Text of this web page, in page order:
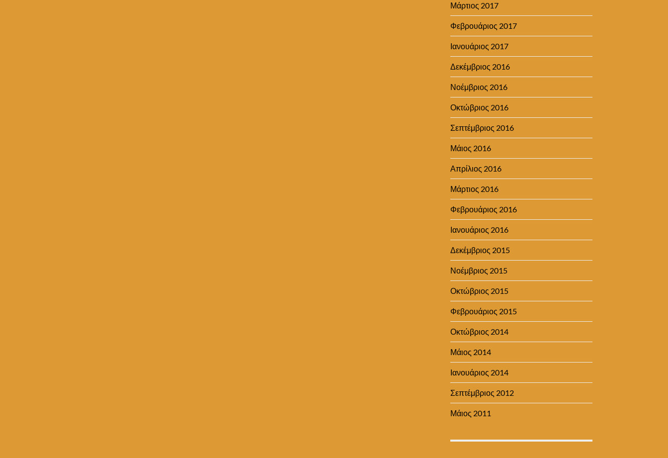
Μάρτιος 2017
Φεβρουάριος 2017
Ιανουάριος 2017
Δεκέμβριος 2016
Νοέμβριος 2016
Οκτώβριος 2016
Σεπτέμβριος 2016
Μάιος 2016
Απρίλιος 2016
Μάρτιος 2016
Φεβρουάριος 2016
Ιανουάριος 2016
Δεκέμβριος 2015
Νοέμβριος 2015
Οκτώβριος 2015
Φεβρουάριος 2015
Οκτώβριος 2014
Μάιος 2014
Ιανουάριος 2014
Σεπτέμβριος 2012
Μάιος 2011